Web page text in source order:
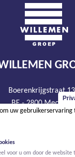
Boerenkrijgstraat
BE - 2800
tel +32 15 569 965
BTW BE 0466.256.432
uw
voor u om door de